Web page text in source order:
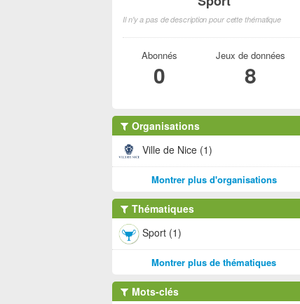
Il n'y a pas de description pour cette thématique
Abonnés
0
Jeux de données
8
Organisations
Ville de Nice (1)
Montrer plus d'organisations
Thématiques
Sport (1)
Montrer plus de thématiques
Mots-clés